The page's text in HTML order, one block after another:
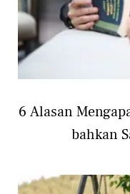
6 Alasan
bahkan